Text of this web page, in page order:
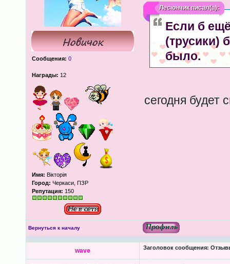
Сообщения: 0
Награды: 12
Имя: Вікторія
Город: Черкаси, ПЗР
Репутация: 150
Лесюнчикписал(а):
Если б
(трусики)
было.
сегодня будет
Вернуться к началу
wave Заголовок сообщения: